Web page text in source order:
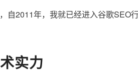
自2011年，我就已经进入谷歌SEO
实力